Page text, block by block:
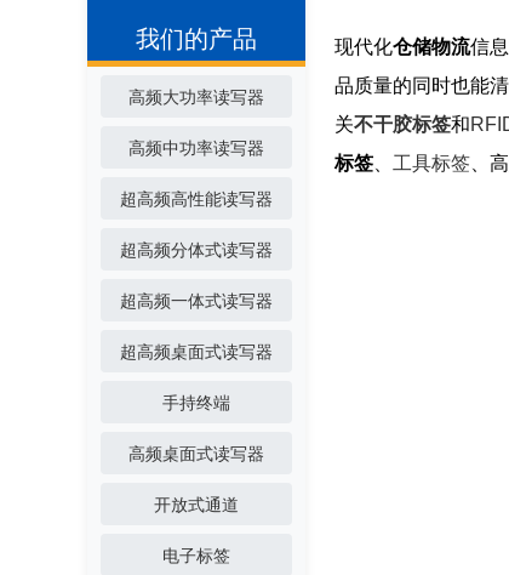
我们的产品
高频大功率读写器
高频中功率读写器
超高频高性能读写器
超高频分体式读写器
超高频一体式读写器
超高频桌面式读写器
手持终端
高频桌面式读写器
开放式通道
电子标签
现代化仓储物流信
品质量的同时也能
关不干胶标签和
标签
工具标签 、